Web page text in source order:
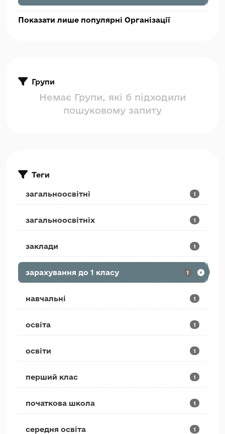
Показати лише популярні Організації
Групи
Немає Групи, які б підходили
пошуковому запиту
Теги
загальноосвітні 1
загальноосвітніх 1
заклади 1
зарахування до 1 класу 1
навчальні 1
освіта 1
освіти 1
перший клас 1
початкова школа 1
середня освіта 1